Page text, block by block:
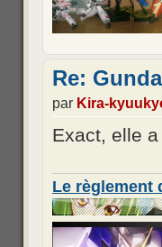
Re:
par Kira-
Exact, elle
Le règlement